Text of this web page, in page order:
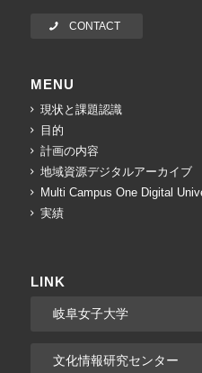
CONTACT
MENU
現状と課題認識
目的
計画の内容
地域資源デジタルアーカイブ
Multi Campus One Digital
実績
LINK
岐阜女子大学
文化情報研究センター